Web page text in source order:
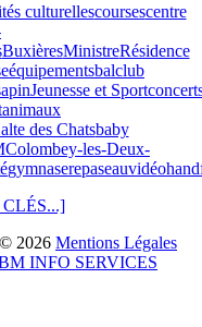
culturellescoursescentre
BuxièresMinistreRésidence
équipementsbalclub
Jeunesse et Sport
animaux
des Chatsbaby
Colombey-les-Deux-
gymnaserepaseauvidéo
2026 Mentions Légales
INFO SERVICES